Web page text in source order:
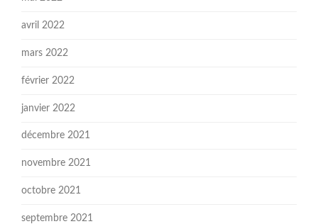
avril 2022
mars 2022
février 2022
janvier 2022
décembre 2021
novembre 2021
octobre 2021
septembre 2021